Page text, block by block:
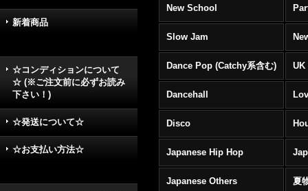
新着商品
☆コンディションについて
☆ (※ご注文前に必ずお読み
下さい！)
☆発送について☆
☆お支払い方法☆
New School
Slow Jam
Dance Pop (Catchy系含む) UK
Dancehall
Disco
Japanese Hip Hop
Japanese Others 夏